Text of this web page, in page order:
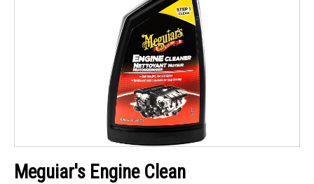
Meguiar's Engine Clean